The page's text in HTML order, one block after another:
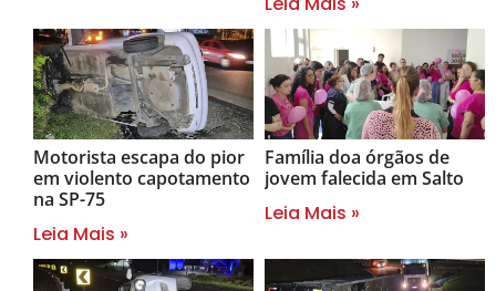
Motorista escapa do pior
em violento capotamento
na SP-75
Leia Mais »
Família doa órgãos de
jovem falecida em Salto
Leia Mais »